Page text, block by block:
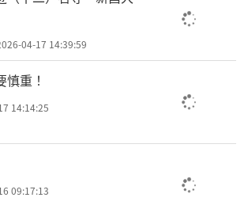
04-17 14:39:59
重 ！
14:14:25
09:17:13